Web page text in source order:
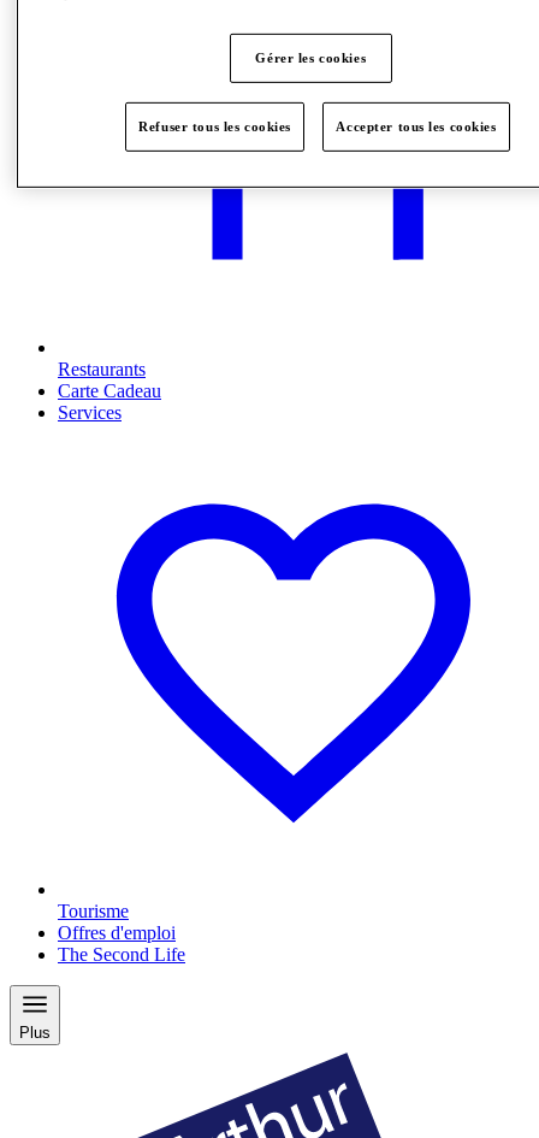
Restaurants
Carte Cadeau
Services
Tourisme
Offres d'emploi
The Second Life
Plus
Gérer les cookies
Refuser tous les cookies Accepter tous les cookies